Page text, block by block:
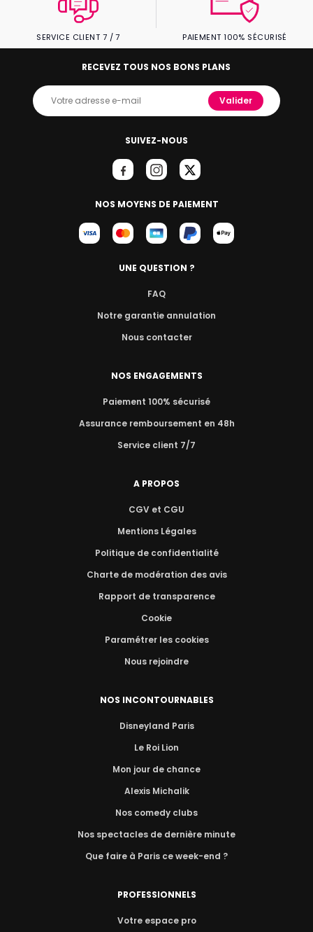
SERVICE CLIENT 7 / 7 PAIEMENT 100% SÉCURISÉ
SUIVEZ-NOUS
NOS MOYENS DE PAIEMENT
RECEVEZ TOUS NOS BONS PLANS
Valider
UNE QUESTION ?
FAQ
Notre garantie annulation
Nous contacter
NOS ENGAGEMENTS
Paiement 100% sécurisé
Assurance remboursement en 48h
Service client 7/7
A PROPOS
CGV et CGU
Mentions Légales
Politique de confidentialité
Charte de modération des avis
Rapport de transparence
Cookie
Paramétrer les cookies
Nous rejoindre
NOS INCONTOURNABLES
Disneyland Paris
Le Roi Lion
Mon jour de chance
Alexis Michalik
Nos comedy clubs
Nos spectacles de dernière minute
Que faire à Paris ce week-end ?
PROFESSIONNELS
Votre espace pro